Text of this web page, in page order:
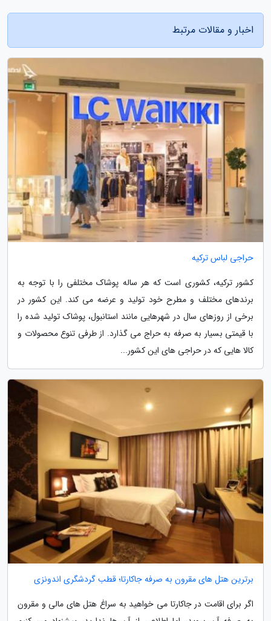
اخبار و مقالات مرتبط
حراجی لباس ترکیه
کشور ترکیه، کشوری است که هر ساله پوشاک مختلفی را با توجه به
برندهای مختلف و مطرح خود تولید و عرضه می کند. این کشور در
برخی از روزهای سال در شهرهایی مانند استانبول، پوشاک تولید شده را
با قیمتی بسیار به صرفه به حراج می گذارد. از طرفی تنوع محصولات و
کالا هایی که در حراجی های این کشور...
برترین هتل های مقرون به صرفه جاکارتا؛ قطب گردشگری اندونزی
اگر برای اقامت در جاکارتا می خواهید به سراغ هتل های مالی و مقرون